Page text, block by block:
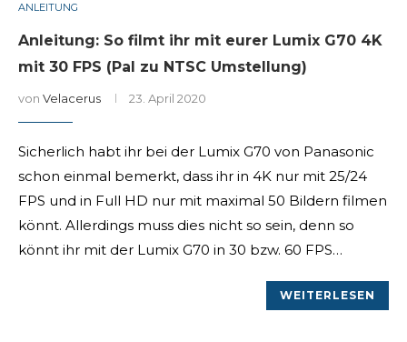
ANLEITUNG
Anleitung: So filmt ihr mit eurer Lumix G70 4K
mit 30 FPS (Pal zu NTSC Umstellung)
von Velacerus 23. April 2020
Sicherlich habt ihr bei der Lumix G70 von Panasonic
schon einmal bemerkt, dass ihr in 4K nur mit 25/24
FPS und in Full HD nur mit maximal 50 Bildern filmen
könnt. Allerdings muss dies nicht so sein, denn so
könnt ihr mit der Lumix G70 in 30 bzw. 60 FPS…
WEITERLESEN